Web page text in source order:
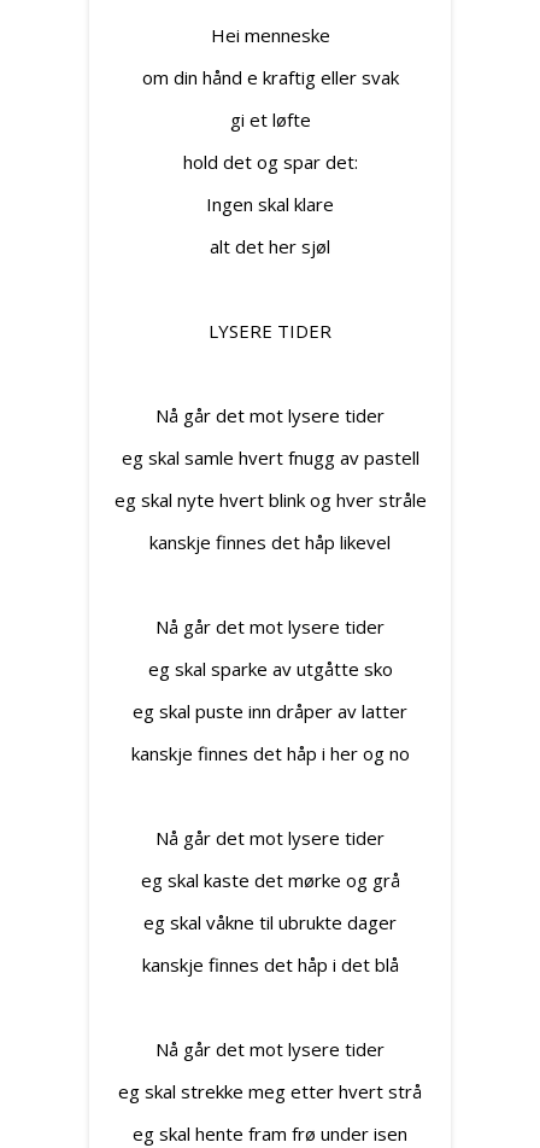
Hei menneske
om din hånd e kraftig eller svak
gi et løfte
hold det og spar det:
Ingen skal klare
alt det her sjøl
LYSERE TIDER
Nå går det mot lysere tider
eg skal samle hvert fnugg av pastell
eg skal nyte hvert blink og hver stråle
kanskje finnes det håp likevel
Nå går det mot lysere tider
eg skal sparke av utgåtte sko
eg skal puste inn dråper av latter
kanskje finnes det håp i her og no
Nå går det mot lysere tider
eg skal kaste det mørke og grå
eg skal våkne til ubrukte dager
kanskje finnes det håp i det blå
Nå går det mot lysere tider
eg skal strekke meg etter hvert strå
eg skal hente fram frø under isen